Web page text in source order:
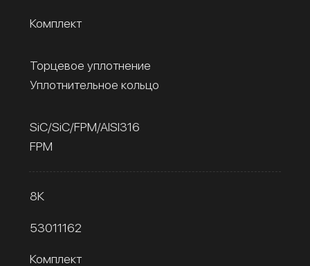
Комплект
Торцевое уплотнение
Уплотнительное кольцо
SiC/SiC/FPM/AISI316
FPM
8К
53011162
Комплект